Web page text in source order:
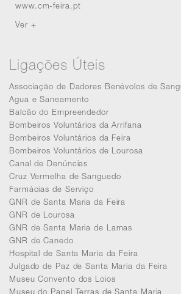
www.cm-feira.pt
Ver +
Ligações Úteis
Associação de Dadores Benévolos de
Agua e Saneamento
Balcão do Empreendedor
Bombeiros Voluntários da Arrifana
Bombeiros Voluntários da Feira
Bombeiros Voluntários de Lourosa
Canal de Denúncias
Cruz Vermelha de Sanguedo
Farmácias de Serviço
GNR de Santa Maria da Feira
GNR de Lourosa
GNR de Santa Maria de Lamas
GNR de Canedo
Hospital de Santa Maria da Feira
Julgado de Paz de Santa Maria da Feira
Museu Convento dos Loios
Museu do Papel Terras de Santa Maria